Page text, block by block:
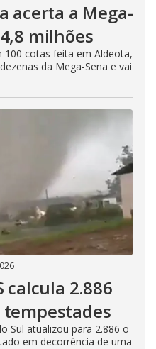
acerta a Mega-
milhões
cotas feita em Aldeota,
da Mega-Sena e vai
calcula 2.886
tempestades
Sul atualizou para 2.886 o
em decorrência de uma